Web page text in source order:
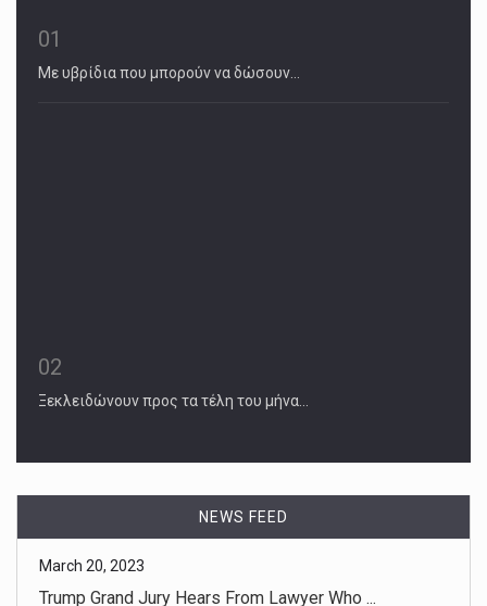
01
Με υβρίδια που µπορούν να δώσουν…
02
Ξεκλειδώνουν προς τα τέλη του µήνα…
NEWS FEED
Once a legal adviser to Michael Cohen, Robert J. Costello is
March 20, 2023